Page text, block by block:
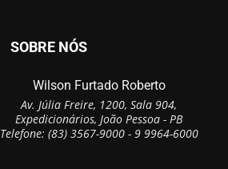
SOBRE NÓS
Wilson Furtado Roberto
Av. Júlia Freire, 1200, Sala 904,
Expedicionários, João Pessoa - PB
Telefone: (83) 3567-9000 - 9 9964-6000